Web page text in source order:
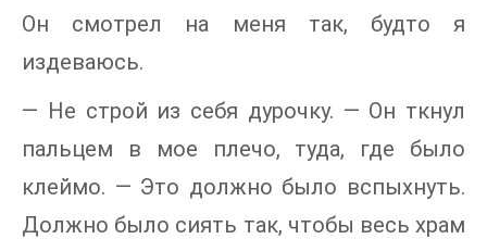
Он смотрел на меня так, будто я
издеваюсь.
— Не строй из себя дурочку. — Он ткнул
пальцем в мое плечо, туда, где было
клеймо. — Это должно было вспыхнуть.
Должно было сиять так, чтобы весь храм